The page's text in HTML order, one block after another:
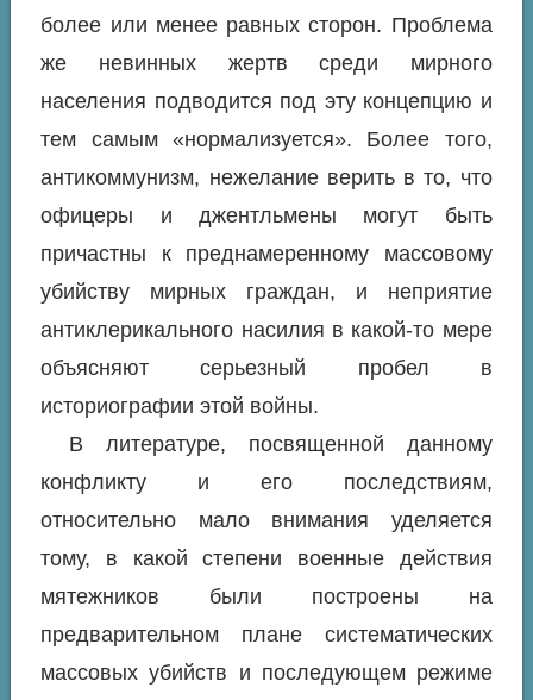
более или менее равных сторон. Проблема
же невинных жертв среди мирного
населения подводится под эту концепцию и
тем самым «нормализуется». Более того,
антикоммунизм, нежелание верить в то, что
офицеры и джентльмены могут быть
причастны к преднамеренному массовому
убийству мирных граждан, и неприятие
антиклерикального насилия в какой-то мере
объясняют серьезный пробел в
историографии этой войны.
В литературе, посвященной данному
конфликту и его последствиям,
относительно мало внимания уделяется
тому, в какой степени военные действия
мятежников были построены на
предварительном плане систематических
массовых убийств и последующем режиме